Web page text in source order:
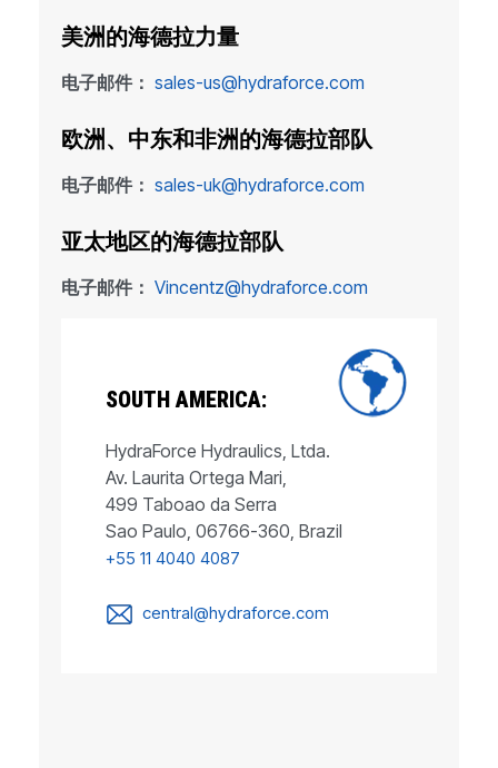
美洲的海德拉力量
电子邮件： sales-us@hydraforce.com
欧洲、中东和非洲的海德拉部队
电子邮件： sales-uk@hydraforce.com
亚太地区的海德拉部队
电子邮件： Vincentz@hydraforce.com
SOUTH AMERICA:
HydraForce Hydraulics, Ltda.
Av. Laurita Ortega Mari,
499 Taboao da Serra
Sao Paulo, 06766-360, Brazil
+55 11 4040 4087
central@hydraforce.com